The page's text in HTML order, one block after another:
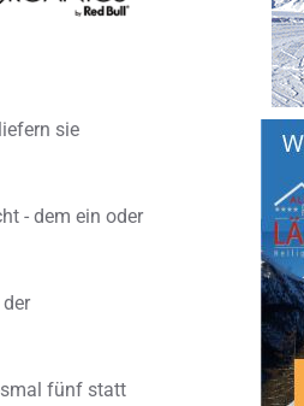
sie
- dem ein oder
fünf statt